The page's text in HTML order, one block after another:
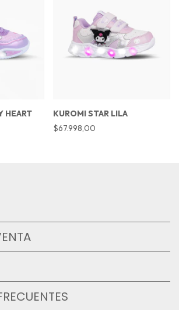
HEART
KUROMI STAR LILA
$67.998,00